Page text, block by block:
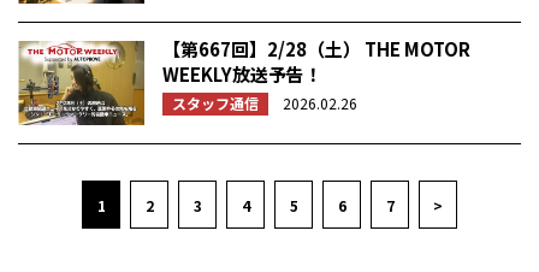
【第667回】2/28（土） THE MOTOR
WEEKLY放送予告！
スタッフ通信 2026.02.26
1 2 3 4 5 6 7 >